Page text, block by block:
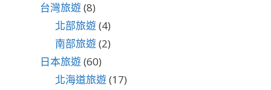
台灣旅遊(8)
北部旅遊(4)
南部旅遊(2)
日本旅遊(60)
北海道旅遊(17)